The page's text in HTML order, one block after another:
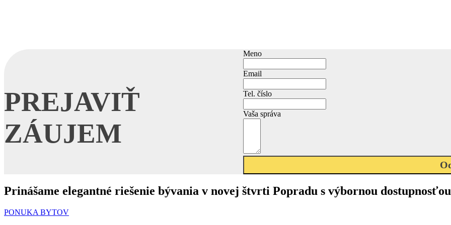
PREJAVIŤ
ZÁUJEM
Meno
Email
Tel. číslo
Vaša správa
Prinášame elegantné riešenie bývania v novej štvrti Popradu s výbornou dostupnosťou
PONUKA BYTOV